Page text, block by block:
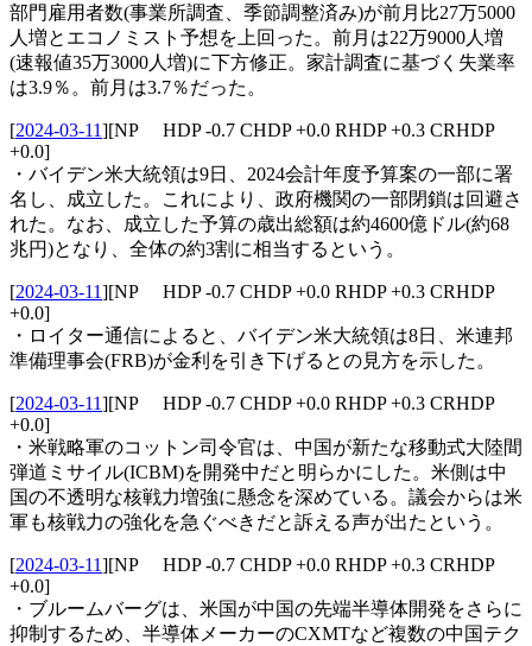
部門雇用者数(事業所調査、季節調整済み)が前月比27万5000
人増とエコノミスト予想を上回った。前月は22万9000人増
(速報値35万3000人増)に下方修正。家計調査に基づく失業率
は3.9％。前月は3.7％だった。
[2024-03-11][NP HDP -0.7 CHDP +0.0 RHDP +0.3 CRHDP
+0.0]
・バイデン米大統領は9日、2024会計年度予算案の一部に署
名し、成立した。これにより、政府機関の一部閉鎖は回避さ
れた。なお、成立した予算の歳出総額は約4600億ドル(約68
兆円)となり、全体の約3割に相当するという。
[2024-03-11][NP HDP -0.7 CHDP +0.0 RHDP +0.3 CRHDP
+0.0]
・ロイター通信によると、バイデン米大統領は8日、米連邦
準備理事会(FRB)が金利を引き下げるとの見方を示した。
[2024-03-11][NP HDP -0.7 CHDP +0.0 RHDP +0.3 CRHDP
+0.0]
・米戦略軍のコットン司令官は、中国が新たな移動式大陸間
弾道ミサイル(ICBM)を開発中だと明らかにした。米側は中
国の不透明な核戦力増強に懸念を深めている。議会からは米
軍も核戦力の強化を急ぐべきだと訴える声が出たという。
[2024-03-11][NP HDP -0.7 CHDP +0.0 RHDP +0.3 CRHDP
+0.0]
・ブルームバーグは、米国が中国の先端半導体開発をさらに
抑制するため、半導体メーカーのCXMTなど複数の中国テク